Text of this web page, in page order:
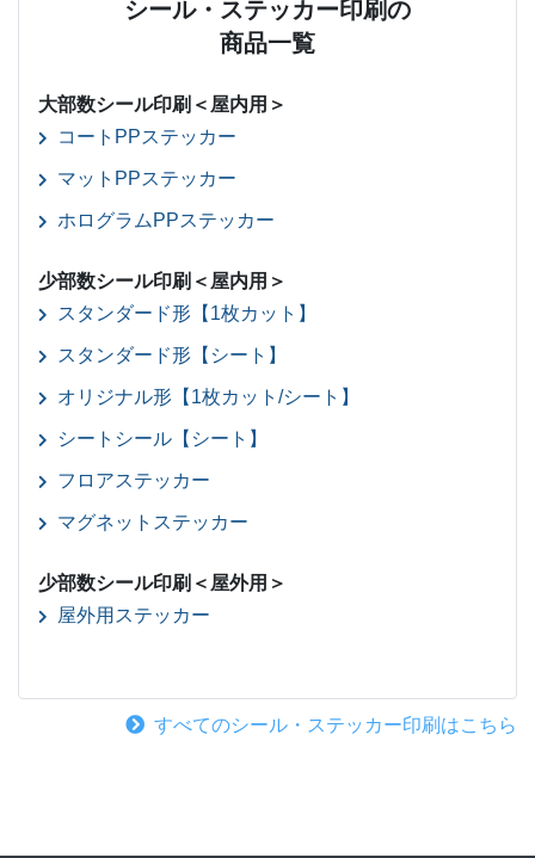
シール・ステッカー印刷の
商品一覧
大部数シール印刷＜屋内用＞
コートPPステッカー
マットPPステッカー
ホログラムPPステッカー
少部数シール印刷＜屋内用＞
スタンダード形【1枚カット】
スタンダード形【シート】
オリジナル形【1枚カット/シート】
シートシール【シート】
フロアステッカー
マグネットステッカー
少部数シール印刷＜屋外用＞
屋外用ステッカー
すべてのシール・ステッカー印刷はこちら